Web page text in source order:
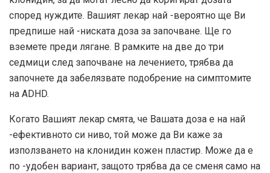
според нуждите. Вашият лекар най -вероятно ще Ви
предпише най -ниската доза за започване. Ще го
вземете преди лягане. В рамките на две до три
седмици след започване на лечението, трябва да
започнете да забелязвате подобрение на симптомите
на ADHD.
Когато Вашият лекар смята, че Вашата доза е на най
-ефективното си ниво, той може да Ви каже за
използването на клонидин кожен пластир. Може да е
по -удобен вариант, защото трябва да се сменя само на